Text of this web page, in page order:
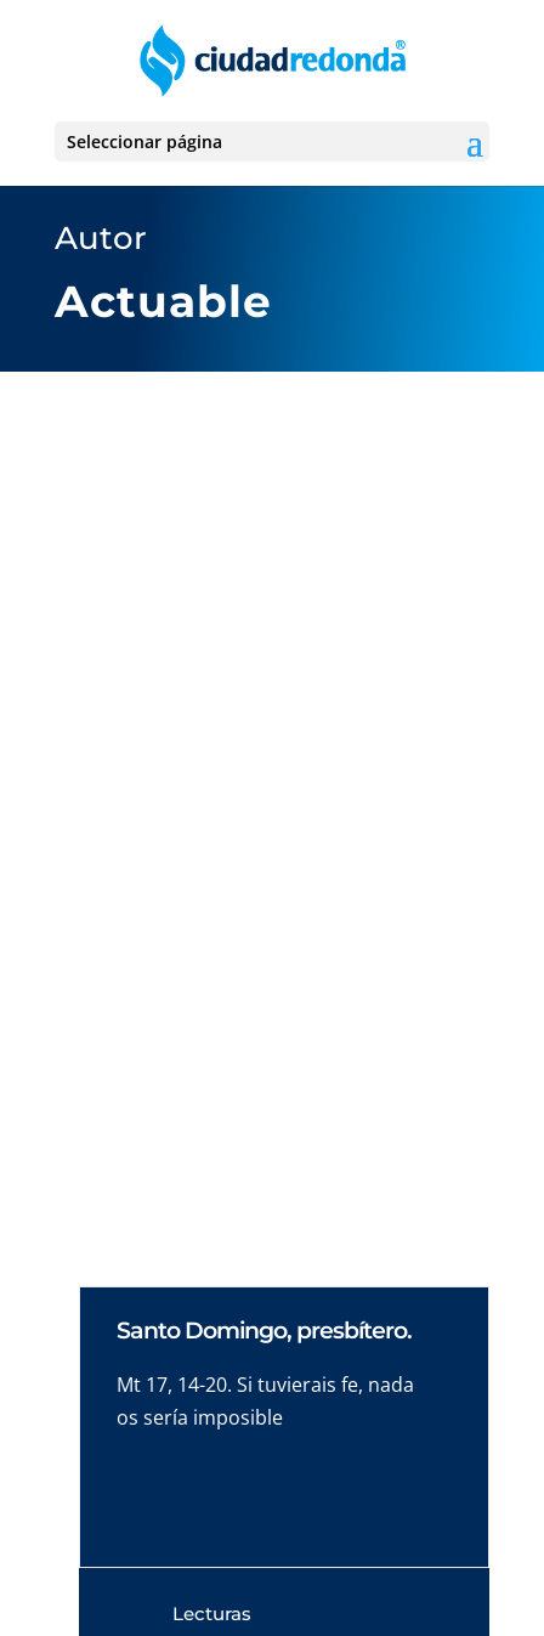
Seleccionar página
Autor
Actuable
Santo Domingo, presbítero.
Mt 17, 14-20. Si tuvierais fe, nada
os sería imposible
Lecturas